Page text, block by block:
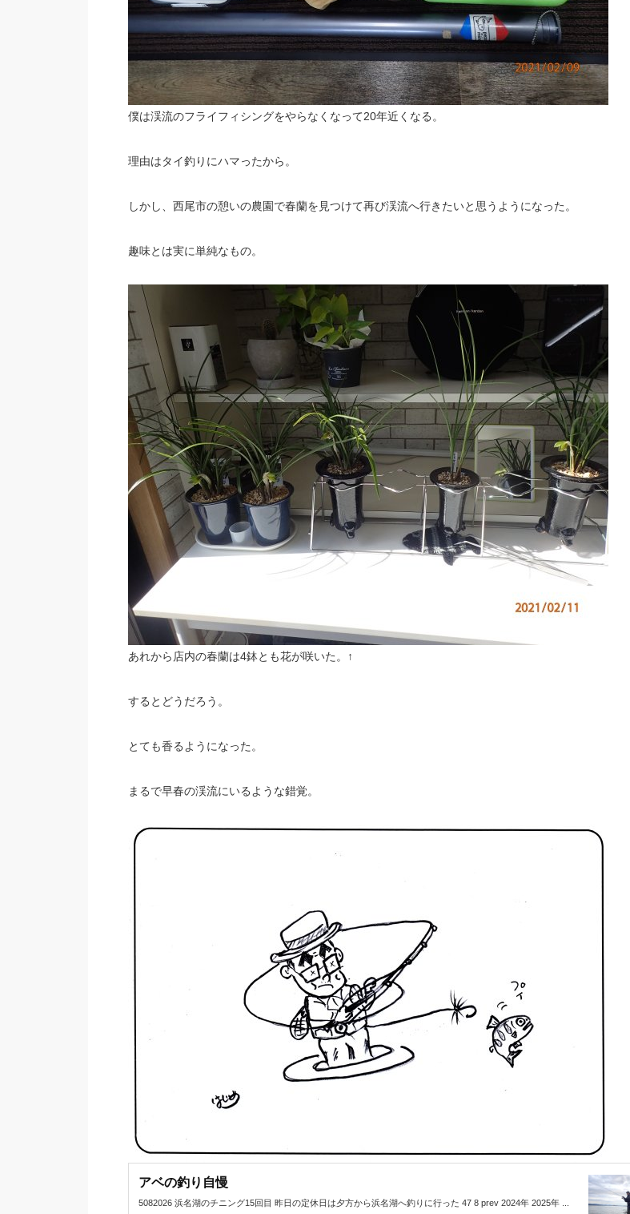
僕は渓流のフライフィシングをやらなくなって20年近くなる。
理由はタイ釣りにハマったから。
しかし、西尾市の憩いの農園で春蘭を見つけて再び渓流へ行きたいと思うようになった。
趣味とは実に単純なもの。
あれから店内の春蘭は4鉢とも花が咲いた。↑
するとどうだろう。
とても香るようになった。
まるで早春の渓流にいるような錯覚。
アベの釣り自慢
5082026 浜名湖のチニング15回目 昨日の定休日は夕方から浜名湖へ釣りに行った 47 8 prev 2024年 2025年 ...